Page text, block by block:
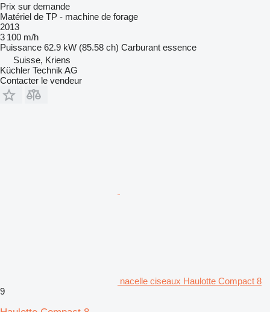
Prix sur demande
Matériel de TP - machine de forage
2013
3 100 m/h
Puissance 62.9 kW (85.58 ch) Carburant essence
Suisse, Kriens
Küchler Technik AG
Contacter le vendeur
nacelle ciseaux Haulotte Compact 8
9